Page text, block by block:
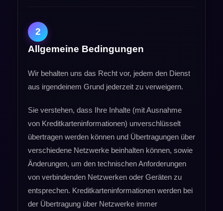
2
Allgemeine Bedingungen
Wir behalten uns das Recht vor, jedem den Dienst
aus irgendeinem Grund jederzeit zu verweigern.
Sie verstehen, dass Ihre Inhalte (mit Ausnahme
von Kreditkarteninformationen) unverschlüsselt
übertragen werden können und Übertragungen über
verschiedene Netzwerke beinhalten können, sowie
Änderungen, um den technischen Anforderungen
von verbindenden Netzwerken oder Geräten zu
entsprechen. Kreditkarteninformationen werden bei
der Übertragung über Netzwerke immer